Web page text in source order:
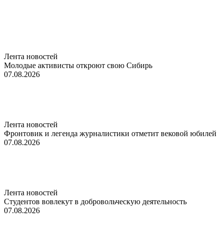
Лента новостей
Молодые активисты откроют свою Сибирь
07.08.2026
Лента новостей
Фронтовик и легенда журналистики отметит вековой юбилей
07.08.2026
Лента новостей
Студентов вовлекут в добровольческую деятельность
07.08.2026